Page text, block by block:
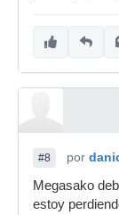
#8 por
Megasako
estoy